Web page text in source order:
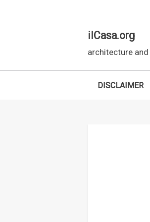
ilCasa.org
architecture
DISCLAIMER